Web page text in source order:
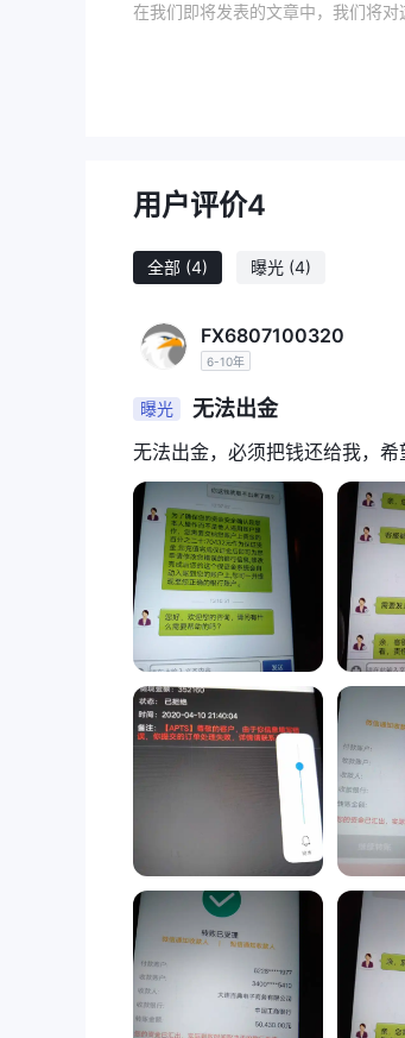
在我们即将发表的文章中，我们将
另一方面，缺点是引人注目且令人
易者可能面临不受监管和不安全的环
评论强调与参与相关的风险 APTS
是 APTS安全还是骗局？
当考虑像这样的经纪公司的安全时
监管视线：APTS面临重大安全问题
001278812）和 NFA（国家期
准的情况产生怀疑，给潜在交易者
雪上加霜的是，该经纪商的官方网
过该平台进行投资的固有风险。
用户反馈：的存在 关于 WikiFX
平台进行任何合作之前，交易者必
的决策的风险至关重要。
安防措施：到目前为止，我们在
最终决定是否进行交易 APTS是个人
WikiFX 上的用户曝光
WikiFX 上的四份令人不
在投资者来说，保持高度谨慎并进行
为了营造一个更安全的交易环境，
验。您的见解具有巨大的价值，我
参与确实可以对维护您自己和其他
客户服务
APTS仅通过电子邮件通信提供客户
电子邮件：支持@ APTS
在考虑时权衡您的沟通偏好和需求很
用户评价4
全部 (4) 曝光 (4)
FX6807100320
6-10年
曝光 无法出金
无法出金，必须把钱还给我，希